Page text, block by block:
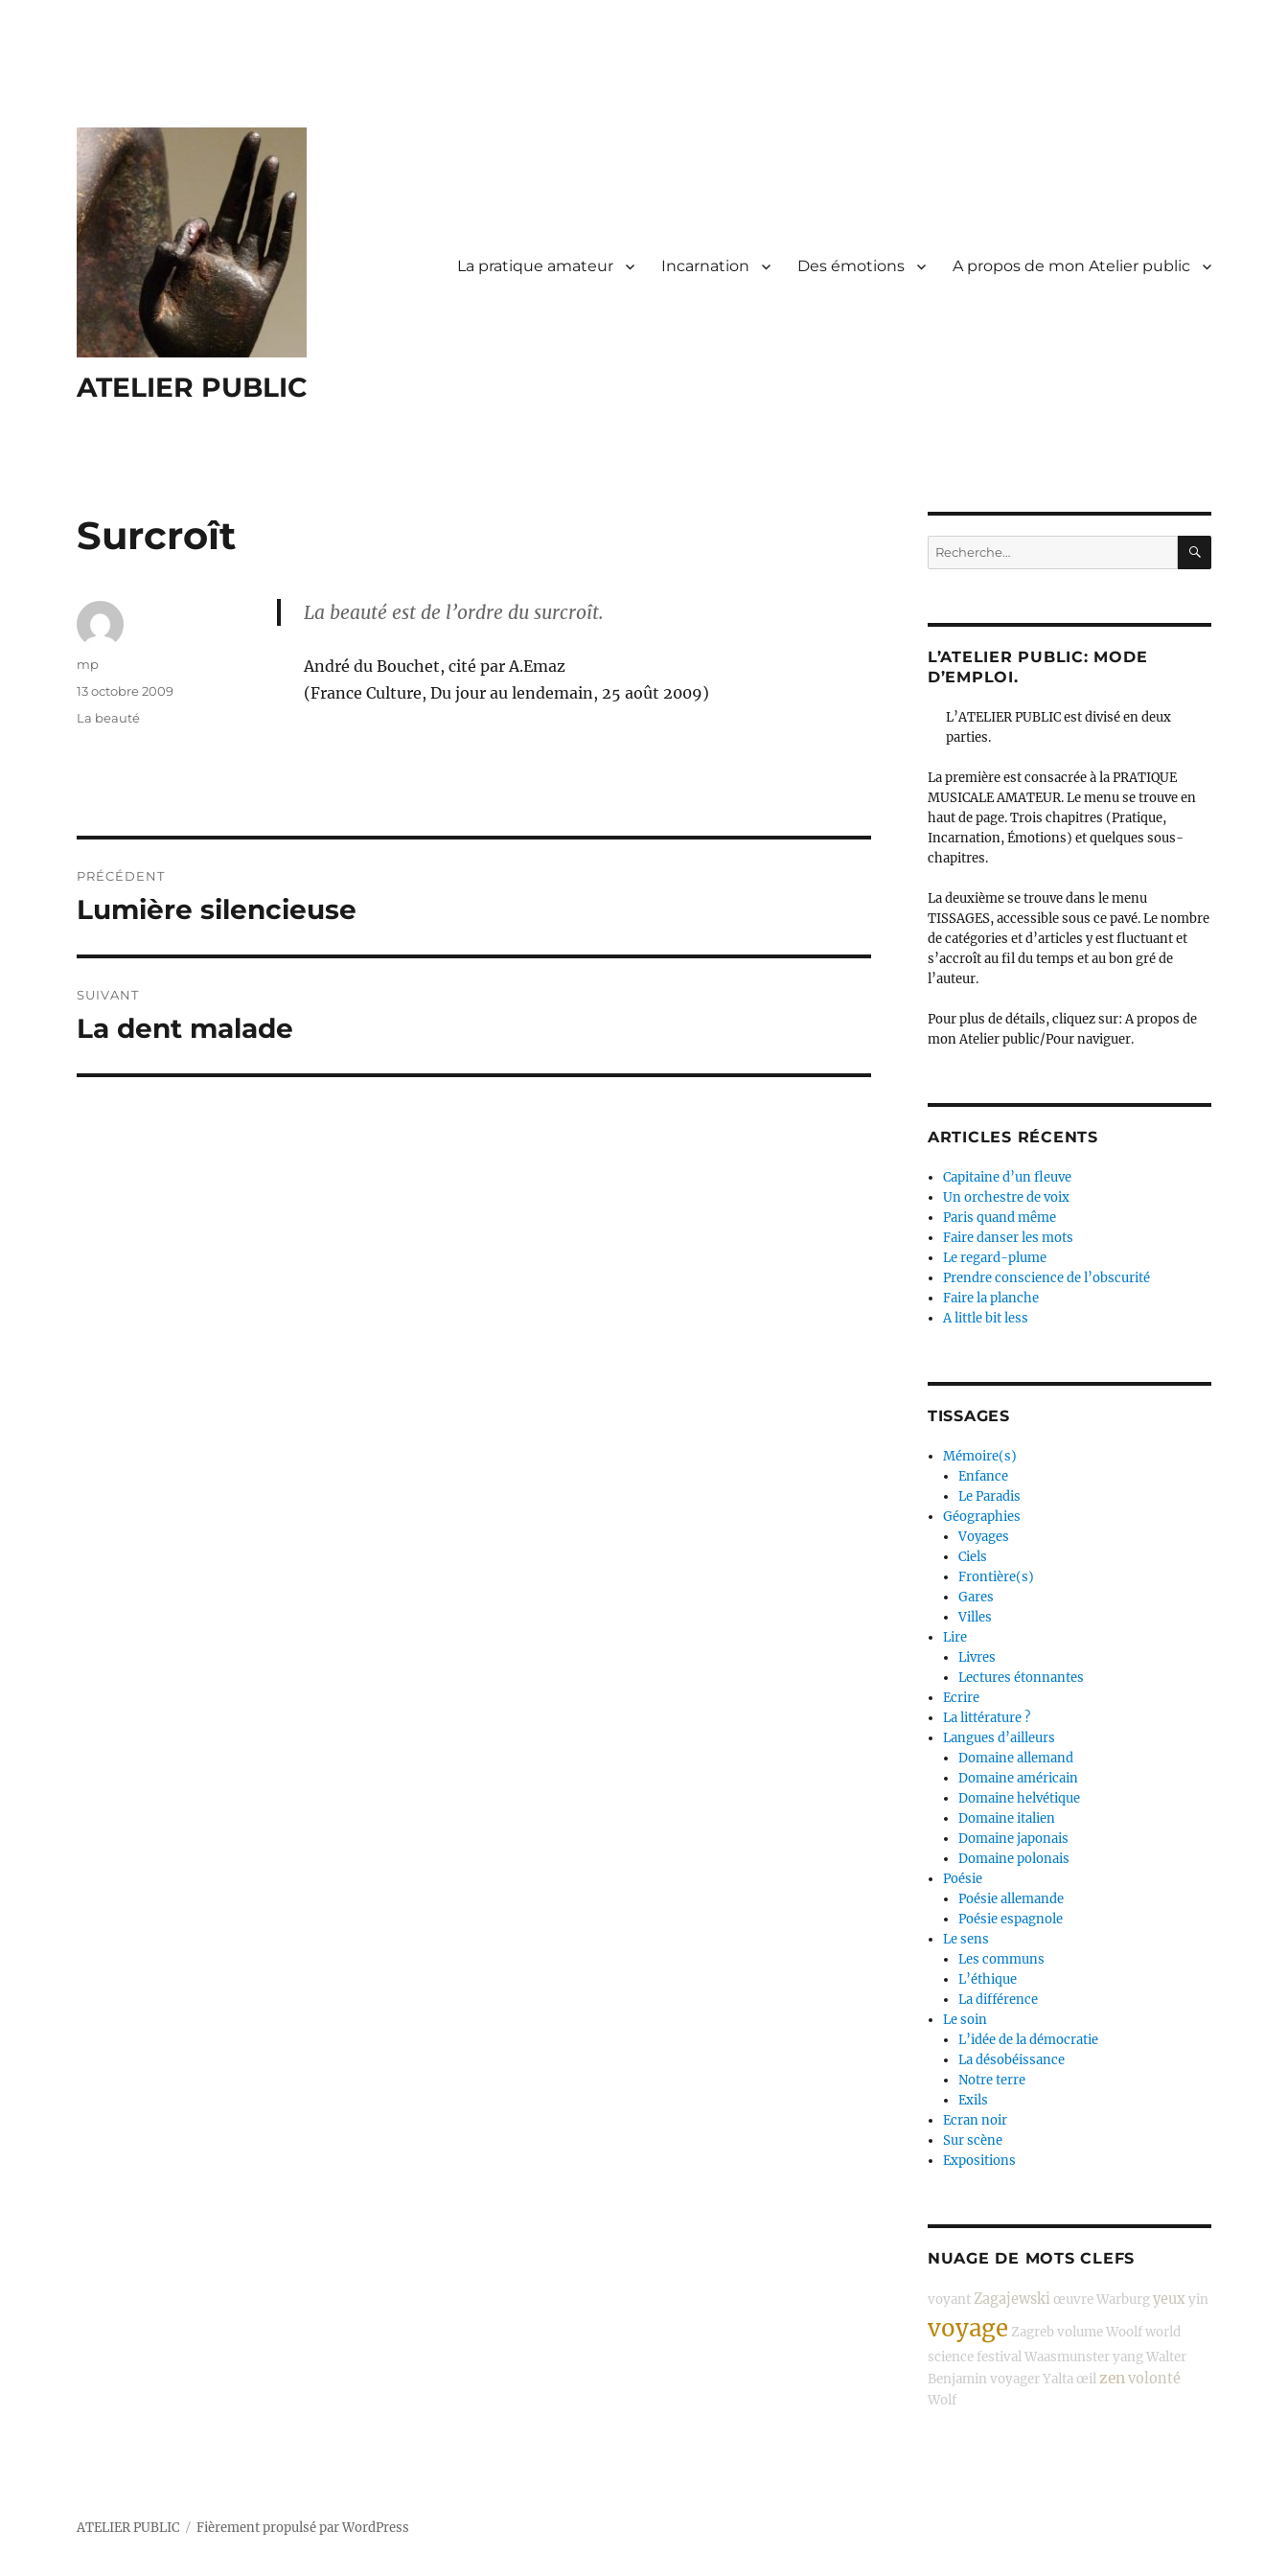
ATELIER PUBLIC
La pratique amateur Incarnation Des émotions A propos de mon Atelier public
Surcroît
La beauté est de l’ordre du surcroît.
André du Bouchet, cité par A.Emaz
(France Culture, Du jour au lendemain, 25 août 2009)
Auteur
mp
Publié
13 octobre 2009
Catégories
La beauté
de
PRÉCÉDENT
Publication
Lumière silencieuse
SUIVANT
Publication
La dent malade
Recherche
pour :
L’ATELIER PUBLIC: MODE
D’EMPLOI.
L’ATELIER PUBLIC est divisé en deux
parties.
La première est consacrée à la PRATIQUE
MUSICALE AMATEUR. Le menu se trouve en
haut de page. Trois chapitres (Pratique,
Incarnation, Émotions) et quelques sous-
chapitres.
La deuxième se trouve dans le menu
TISSAGES, accessible sous ce pavé. Le nombre
de catégories et d’articles y est fluctuant et
s’accroît au fil du temps et au bon gré de
l’auteur.
Pour plus de détails, cliquez sur: A propos de
mon Atelier public/Pour naviguer.
ARTICLES RÉCENTS
Capitaine d’un fleuve
Un orchestre de voix
Paris quand même
Faire danser les mots
Le regard-plume
Prendre conscience de l’obscurité
Faire la planche
A little bit less
TISSAGES
Mémoire(s)
Enfance
Le Paradis
Géographies
Voyages
Ciels
Frontière(s)
Gares
Villes
Lire
Livres
Lectures étonnantes
Ecrire
La littérature ?
Langues d’ailleurs
Domaine allemand
Domaine américain
Domaine helvétique
Domaine italien
Domaine japonais
Domaine polonais
Poésie
Poésie allemande
Poésie espagnole
Le sens
Les communs
L’éthique
La différence
Le soin
L’idée de la démocratie
La désobéissance
Notre terre
Exils
Ecran noir
Sur scène
Expositions
NUAGE DE MOTS CLEFS
voyantZagajewski œuvreWarburgyeuxyin
voyage ZagrebvolumeWoolfworld
science festivalWaasmunsteryangWalter
Benjamin voyagerYalta œilzenvolonté
Wolf
ATELIER PUBLIC Fièrement propulsé par WordPress